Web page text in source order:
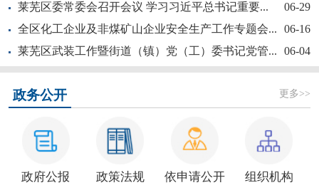
新大众文艺全民秀 | 莱芜区“活悦莱芜”文艺...
莱芜区委常委会召开会议 学习习近平总书记重要...
06-29
全区化工企业及非煤矿山企业安全生产工作专题会...
06-16
莱芜区武装工作暨街道（镇）党（工）委书记党管...
06-04
政务公开 更多>>
政府公报 政策法规 依申请公开 组织机构